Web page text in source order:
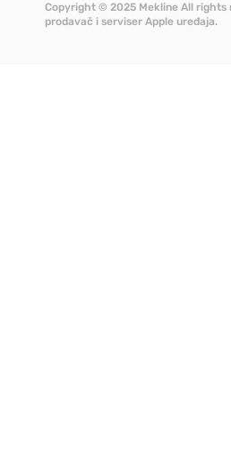
Copyright © 2025 Mekline All rights
prodavač i serviser Apple uređaja.